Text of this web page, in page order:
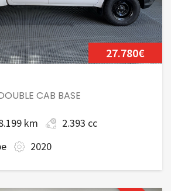
27.780€
CAB BASE
km
2.393 cc
2020